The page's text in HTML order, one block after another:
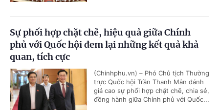
Sự phối hợp chặt chẽ, hiệu quả giữa Chính
phủ với Quốc hội đem lại những kết quả khả
quan, tích cực
(Chinhphu.vn) – Phó Chủ tịch Thường
trực Quốc hội Trần Thanh Mẫn đánh
giá cao sự phối hợp chặt chẽ, chia sẻ,
đồng hành giữa Chính phủ với Quốc...